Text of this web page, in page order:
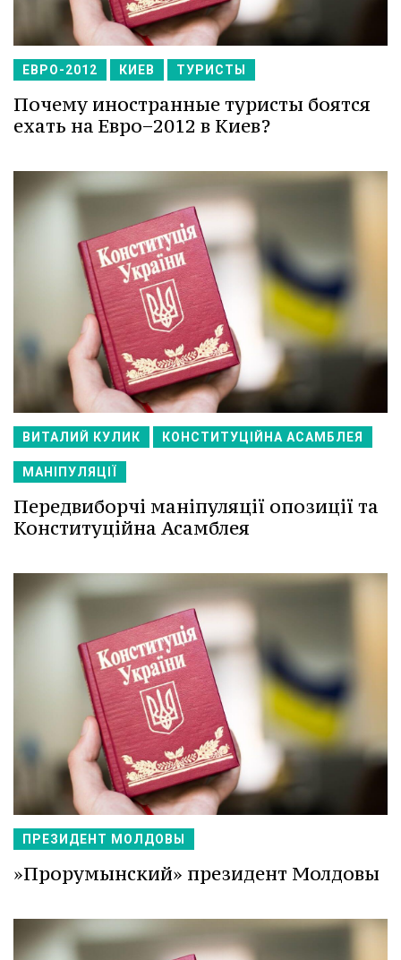
ЕВРО-2012 КИЕВ ТУРИСТЫ
Почему иностранные туристы боятся
ехать на Евро−2012 в Киев?
ВИТАЛИЙ КУЛИК КОНСТИТУЦІЙНА АСАМБЛЕЯ
МАНІПУЛЯЦІЇ
Передвиборчі маніпуляції опозиції та
Конституційна Асамблея
ПРЕЗИДЕНТ МОЛДОВЫ
»Прорумынский» президент Молдовы